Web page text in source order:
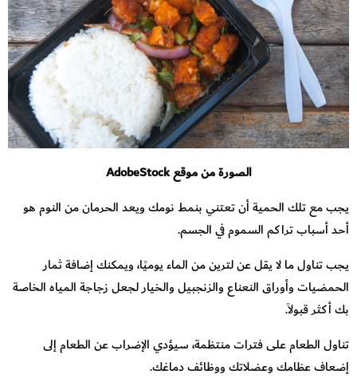
الصورة من موقع AdobeStock
يجب مع تلك الحمية أن تعتني بنمط نومك ويعد الحرمان من النوم هو
أحد أسباب تراكم السموم في الجسم.
يجب تناول ما لا يقل عن لترين من الماء يوميًا، ويمكنك إضافة ثمار
الحمضيات وأوراق النعناع والزنجبيل والخيار لجعل زجاجة المياه الخاصة
بك أكثر قبولاً.
تناول الطعام على فترات منتظمة، سيؤدي الإضراب عن الطعام إلى
إضعاف عظامك وعضلاتك ووظائف دماغك.